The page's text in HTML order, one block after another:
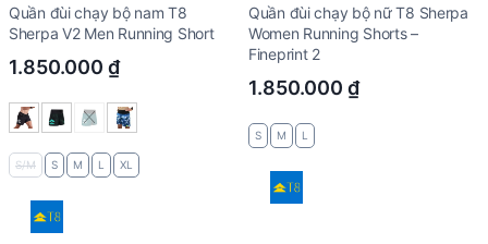
Quần đùi chạy bộ nam T8
Sherpa V2 Men Running Short
1.850.000 ₫
S/M S M L XL
Quần đùi chạy bộ nữ T8 Sherpa
Women Running Shorts –
Fineprint 2
1.850.000 ₫
S M L